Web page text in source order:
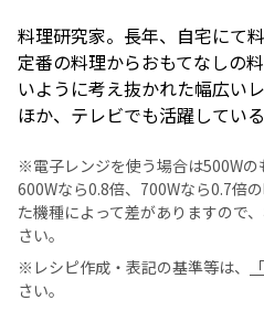
料理研究家。長年、自宅にて
定番の料理からおもてなしの
いように考え抜かれた幅広い
ほか、テレビでも活躍している
※電子レンジを使う場合は500Wの
600Wなら0.8倍、700Wなら0.7倍
た機種によって差がありますので
さい。
※レシピ作成・表記の基準等は、
さい。